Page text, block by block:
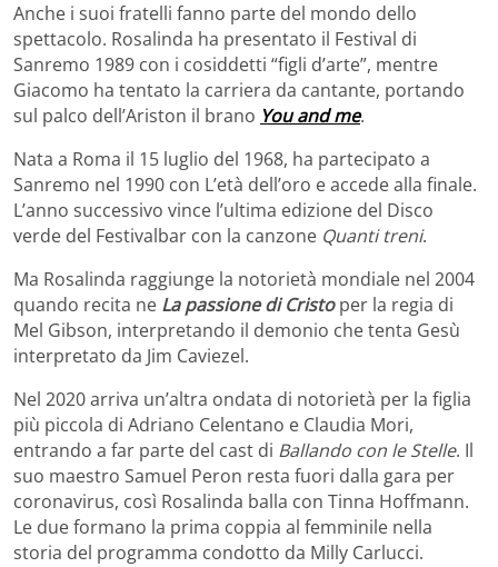
Anche i suoi fratelli fanno parte del mondo dello
spettacolo. Rosalinda ha presentato il Festival di
Sanremo 1989 con i cosiddetti “figli d’arte”, mentre
Giacomo ha tentato la carriera da cantante, portando
sul palco dell’Ariston il brano You and me.
Nata a Roma il 15 luglio del 1968, ha partecipato a
Sanremo nel 1990 con L’età dell’oro e accede alla finale.
L’anno successivo vince l’ultima edizione del Disco
verde del Festivalbar con la canzone Quanti treni.
Ma Rosalinda raggiunge la notorietà mondiale nel 2004
quando recita ne La passione di Cristoper la regia di
Mel Gibson, interpretando il demonio che tenta Gesù
interpretato da Jim Caviezel.
Nel 2020 arriva un’altra ondata di notorietà per la figlia
più piccola di Adriano Celentano e Claudia Mori,
entrando a far parte del cast di Ballando con le Stelle. Il
suo maestro Samuel Peron resta fuori dalla gara per
coronavirus, così Rosalinda balla con Tinna Hoffmann.
Le due formano la prima coppia al femminile nella
storia del programma condotto da Milly Carlucci.